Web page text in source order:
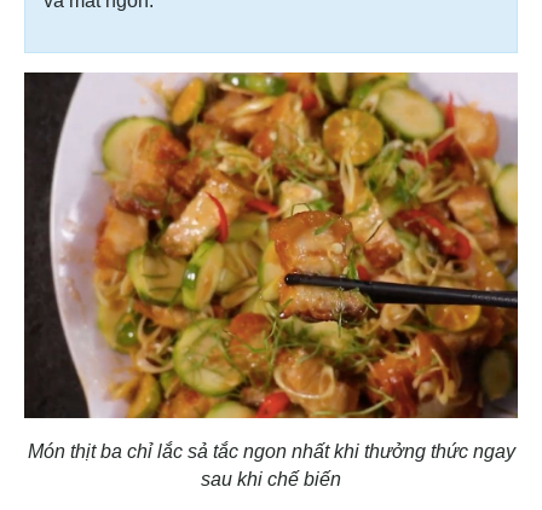
Món thịt ba chỉ lắc sả tắc ngon nhất khi thưởng thức ngay
sau khi chế biến